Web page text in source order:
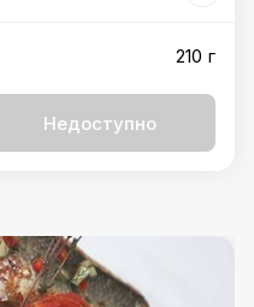
210 г
Недоступно